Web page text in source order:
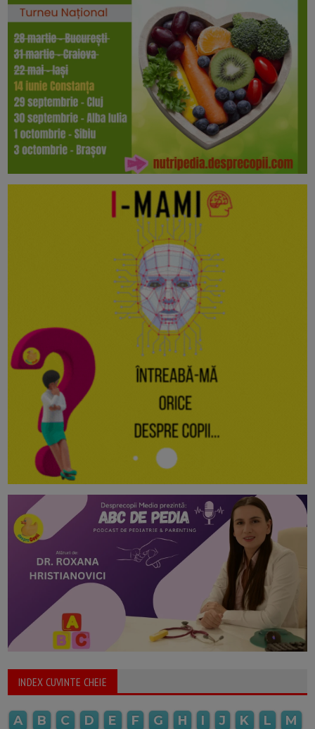
INDEX CUVINTE CHEIE
A B C D E F G H I J K L
M